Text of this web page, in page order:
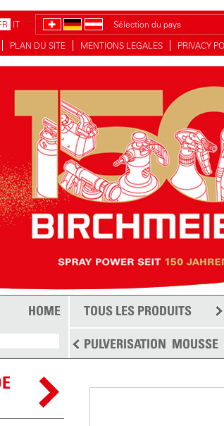
IT
Sélection du pays
PLAN DU SITE MENTIONS LEGALES PRIVACY
HOME TOUS LES PRODUITS
PULVERISATION MOUSSE